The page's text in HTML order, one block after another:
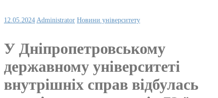
12.05.2024 Administrator Новини університету
У Дніпропетровському
державному університеті
внутрішніх справ відбулась